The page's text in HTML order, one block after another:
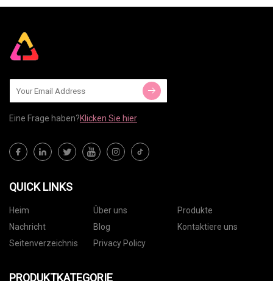
Eine Frage haben?Klicken Sie hier
QUICK LINKS
Heim Über uns
Produkte
Nachricht
Blog
Kontaktiere uns
Seitenverzeichnis
Privacy Policy
PRODUKTKATEGORIE